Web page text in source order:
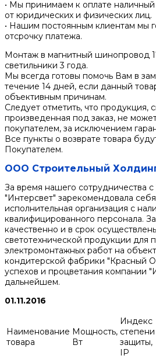
• Мы принимаем к оплате
от юридических и физических лиц.
• Нашим постоянным клиентам мы
отсрочку платежа.
Монтаж в магнитный шинопровод
светильники 3 года.
Мы всегда готовы помочь Вам в
течение 14 дней, если данный
объективным причинам.
Следует отметить, что продукция,
произведенная под заказ, не
покупателем, за исключением
Все пункты о возврате товара
Покупателем.
ООО Строительный
За время нашего сотрудничества
"Интерсвет" зарекомендовала
исполнительная организация с
квалифицированного персонала.
качественно и в срок
светотехнической продукции для
электромонтажных работ на
кондитерской фабрики "Красный
успехов и процветания компании
дальнейшем.
01.11.2016
Наименование
товара
Мощность,
Вт
Индекс
степени
защиты,
IP